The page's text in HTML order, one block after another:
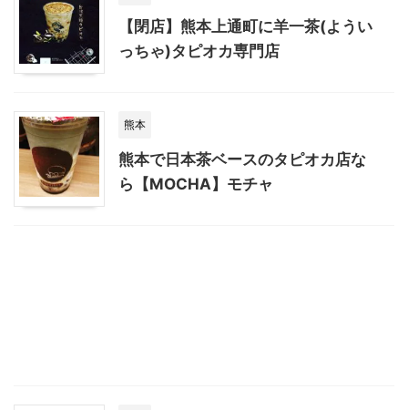
【閉店】熊本上通町に羊一茶(ようい
っちゃ)タピオカ専門店
熊本
熊本で日本茶ベースのタピオカ店な
ら【MOCHA】モチャ